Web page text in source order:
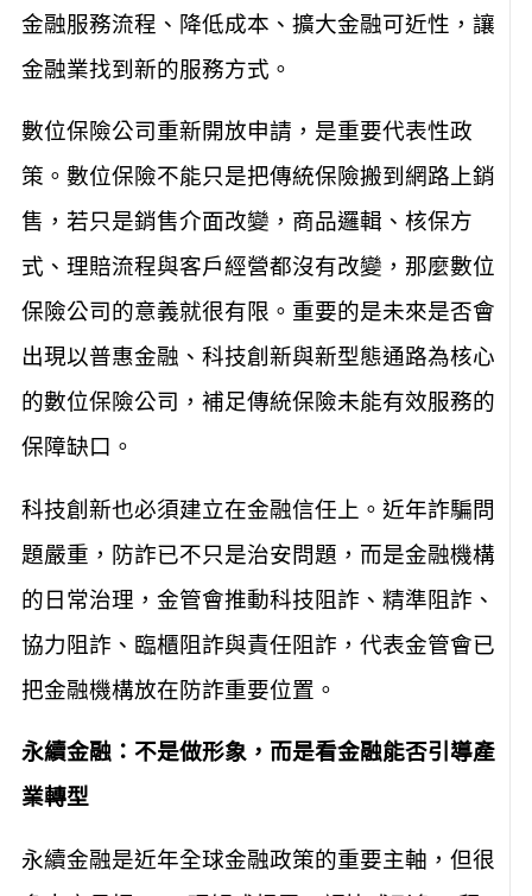
金融服務流程、降低成本、擴大金融可近性，讓
金融業找到新的服務方式。
數位保險公司重新開放申請，是重要代表性政
策。數位保險不能只是把傳統保險搬到網路上銷
售，若只是銷售介面改變，商品邏輯、核保方
式、理賠流程與客戶經營都沒有改變，那麼數位
保險公司的意義就很有限。重要的是未來是否會
出現以普惠金融、科技創新與新型態通路為核心
的數位保險公司，補足傳統保險未能有效服務的
保障缺口。
科技創新也必須建立在金融信任上。近年詐騙問
題嚴重，防詐已不只是治安問題，而是金融機構
的日常治理，金管會推動科技阻詐、精準阻詐、
協力阻詐、臨櫃阻詐與責任阻詐，代表金管會已
把金融機構放在防詐重要位置。
永續金融：不是做形象，而是看金融能否引導產
業轉型
永續金融是近年全球金融政策的重要主軸，但很